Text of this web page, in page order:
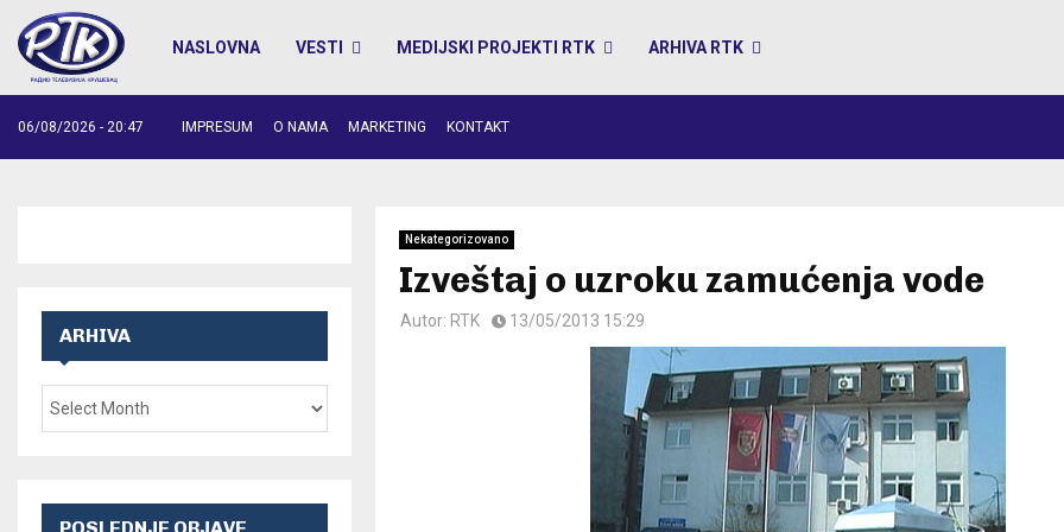
NASLOVNA VESTI MEDIJSKI PROJEKTI RTK ARHIVA RTK
06/08/2026 - 20:47 IMPRESUM O NAMA MARKETING KONTAKT
Nekategorizovano
Izveštaj o uzroku zamućenja vode
Autor: RTK 13/05/2013 15:29
ARHIVA